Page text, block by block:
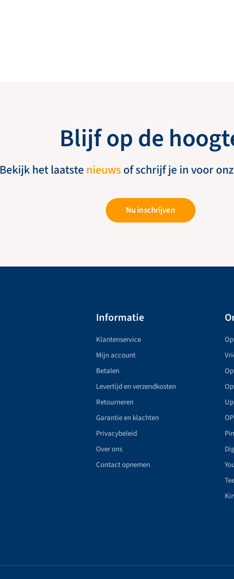
Blijf op de
Bekijk het laatste nieuwsof schrijf je in voor
Nu inschrijven
Informatie
Klantenservice
Mijn account
Betalen
Levertijd en verzendkosten
Retourneren
Garantie en klachten
Privacybeleid
Over ons
Contact opnemen